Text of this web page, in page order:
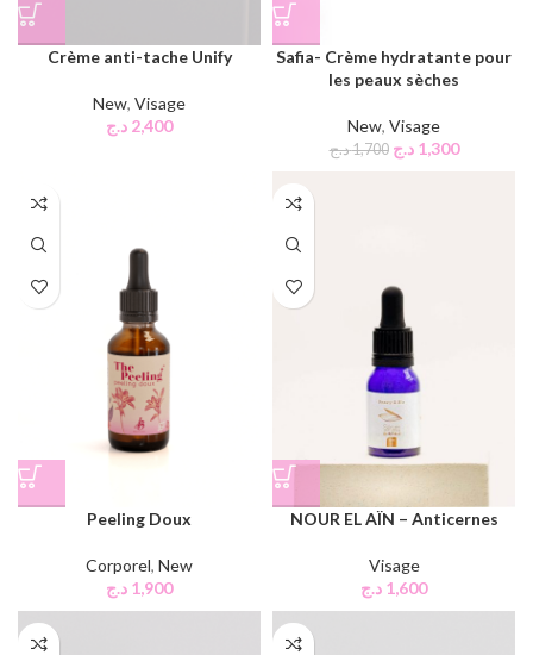
Crème anti-tache Unify
New, Visage
2,400 د.ج
Safia- Crème hydratante pour
les peaux sèches
New, Visage
1,700د.ج 1,300 د.ج
Peeling Doux
Corporel, New
1,900 د.ج
NOUR EL AÏN – Anticernes
Visage
1,600 د.ج